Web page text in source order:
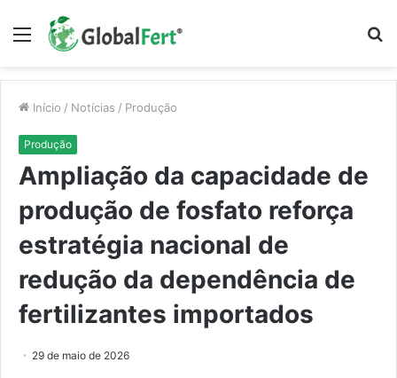
Menu
Início / Notícias / Produção
Produção
Ampliação da capacidade de
produção de fosfato reforça
estratégia nacional de
redução da dependência de
fertilizantes importados
29 de maio de 2026